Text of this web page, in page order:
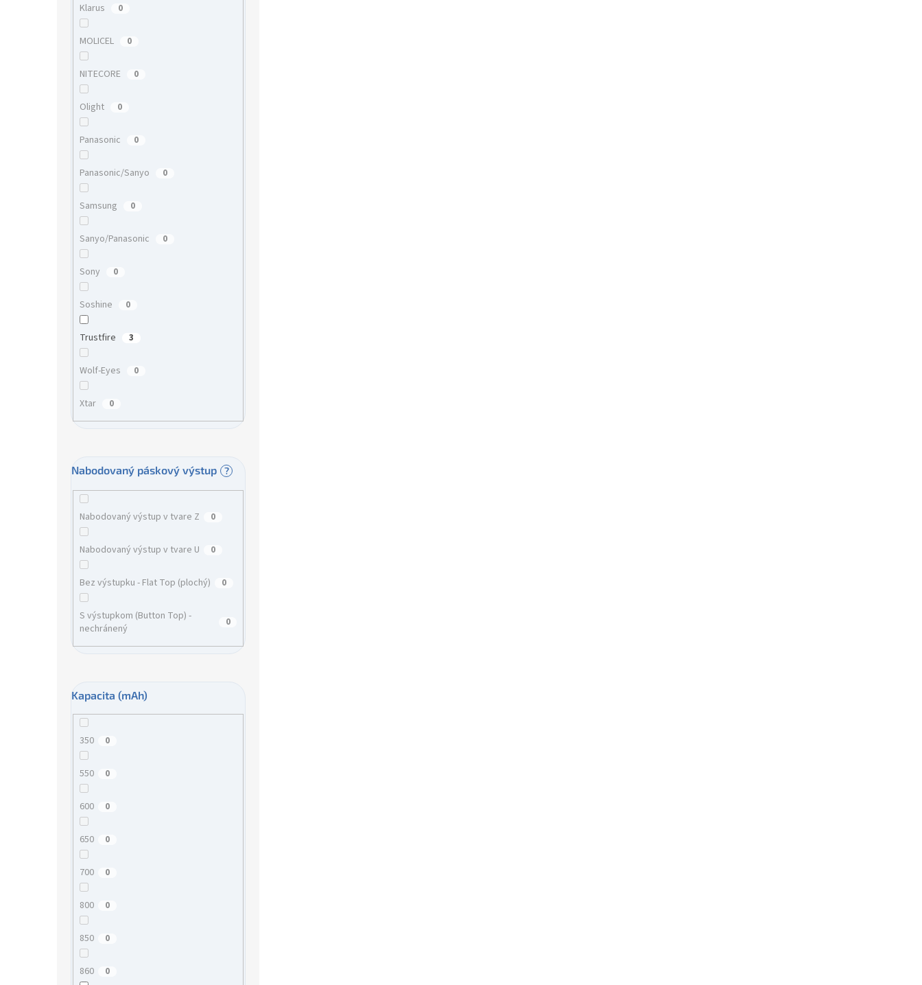
Klarus 0
MOLICEL 0
NITECORE 0
Olight 0
Panasonic 0
Panasonic/Sanyo 0
Samsung 0
Sanyo/Panasonic 0
Sony 0
Soshine 0
Trustfire 3
Wolf-Eyes 0
Xtar 0
Nabodovaný páskový výstup ?
Nabodovaný výstup v tvare Z 0
Nabodovaný výstup v tvare U 0
Bez výstupku - Flat Top (plochý) 0
S výstupkom (Button Top) -
nechránený
0
Kapacita (mAh)
350 0
550 0
600 0
650 0
700 0
800 0
850 0
860 0